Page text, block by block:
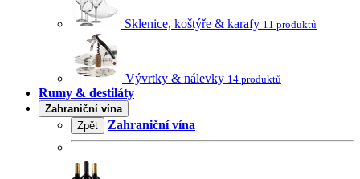
Sklenice, koštýře & karafy 11 produktů
Vývrtky & nálevky 14 produktů
Rumy & destiláty
Zahraniční vína
Zpět
Zahraniční vína